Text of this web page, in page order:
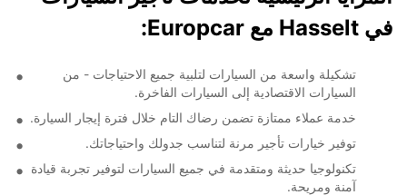
في Hasselt مع Europcar:
تشكيلة واسعة من السيارات لتلبية جميع الاحتياجات - من
السيارات الاقتصادية إلى السيارات الفاخرة.
خدمة عملاء ممتازة تضمن رضاك التام خلال فترة إيجار السيارة.
توفير خيارات تأجير مرنة لتناسب جدولك واحتياجاتك.
تكنولوجيا حديثة ومتقدمة في جميع السيارات لتوفير تجربة قيادة
آمنة ومريحة.